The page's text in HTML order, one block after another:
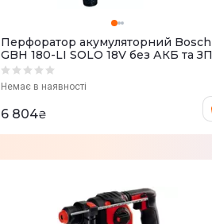
Перфоратор акумуляторний Bosch
GBH 180-LI SOLO 18V без АКБ та ЗП
(0.611.911.120)
Немає в наявності
6 804₴